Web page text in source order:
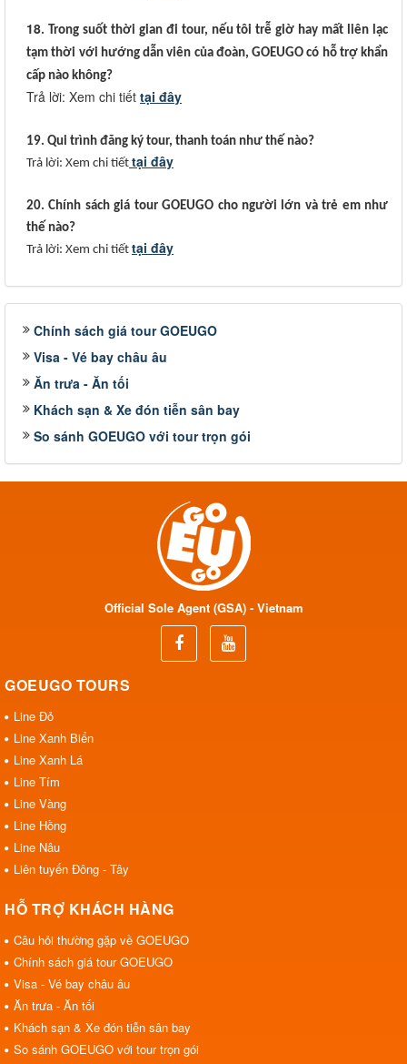
18. Trong suốt thời gian đi tour, nếu tôi trễ giờ hay mất liên lạc
tạm thời với hướng dẫn viên của đoàn, GOEUGO có hỗ trợ khẩn
cấp nào không?
Trả lời: Xem chi tiết tại đây
19. Qui trình đăng ký tour, thanh toán như thế nào?
Trả lời: Xem chi tiết tại đây
20. Chính sách giá tour GOEUGO cho người lớn và trẻ em như
thế nào?
Trả lời: Xem chi tiết tại đây
Chính sách giá tour GOEUGO
Visa - Vé bay châu âu
Ăn trưa - Ăn tối
Khách sạn & Xe đón tiễn sân bay
So sánh GOEUGO với tour trọn gói
Official Sole Agent (GSA) - Vietnam
GOEUGO TOURS
Line Đỏ
Line Xanh Biển
Line Xanh Lá
Line Tím
Line Vàng
Line Hồng
Line Nâu
Liên tuyến Đông - Tây
HỖ TRỢ KHÁCH HÀNG
Câu hỏi thường gặp về GOEUGO
Chính sách giá tour GOEUGO
Visa - Vé bay châu âu
Ăn trưa - Ăn tối
Khách sạn & Xe đón tiễn sân bay
So sánh GOEUGO với tour trọn gói